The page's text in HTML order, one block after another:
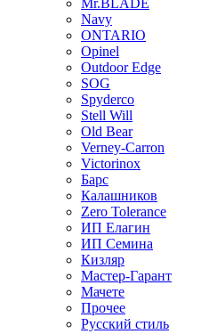
Mr.BLADE
Navy
ONTARIO
Opinel
Outdoor Edge
SOG
Spyderco
Stell Will
Old Bear
Verney-Carron
Victorinox
Барс
Калашников
Zero Tolerance
ИП Елагин
ИП Семина
Кизляр
Мастер-Гарант
Мачете
Прочее
Русский стиль